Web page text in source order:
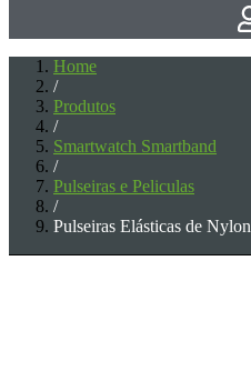
Home
/
Produtos
/
Smartwatch Smartband
/
Pulseiras e Peliculas
/
Pulseiras Elásticas de